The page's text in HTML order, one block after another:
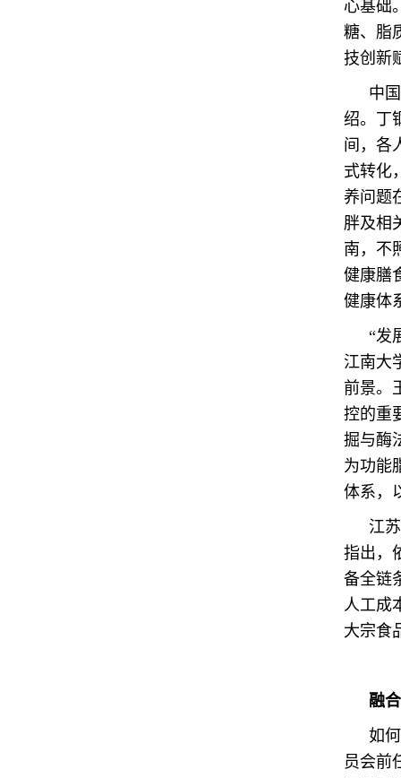
心基础
糖、脂
技创新
中
绍。丁
间，各
式转化
养问题
胖及相
南，不
健康膳
健康体
“发
江南大
前景。
控的重
掘与酶
为功能
体系，
江
指出，
备全链
人工成
大宗食
融
如
员会前